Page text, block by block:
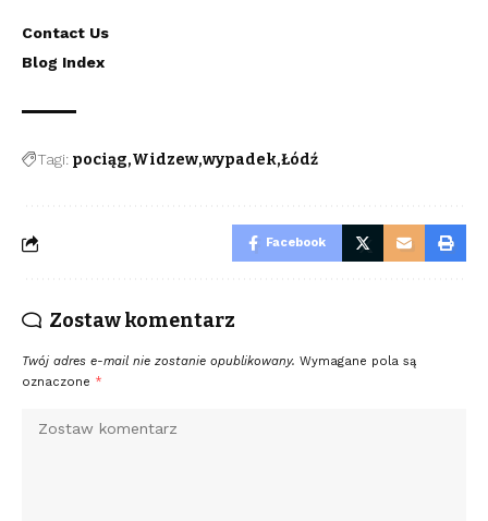
Contact Us
Blog Index
Tagi: pociąg Widzew wypadek Łódź
Facebook
Zostaw komentarz
Twój adres e-mail nie zostanie opublikowany. Wymagane pola są
oznaczone *